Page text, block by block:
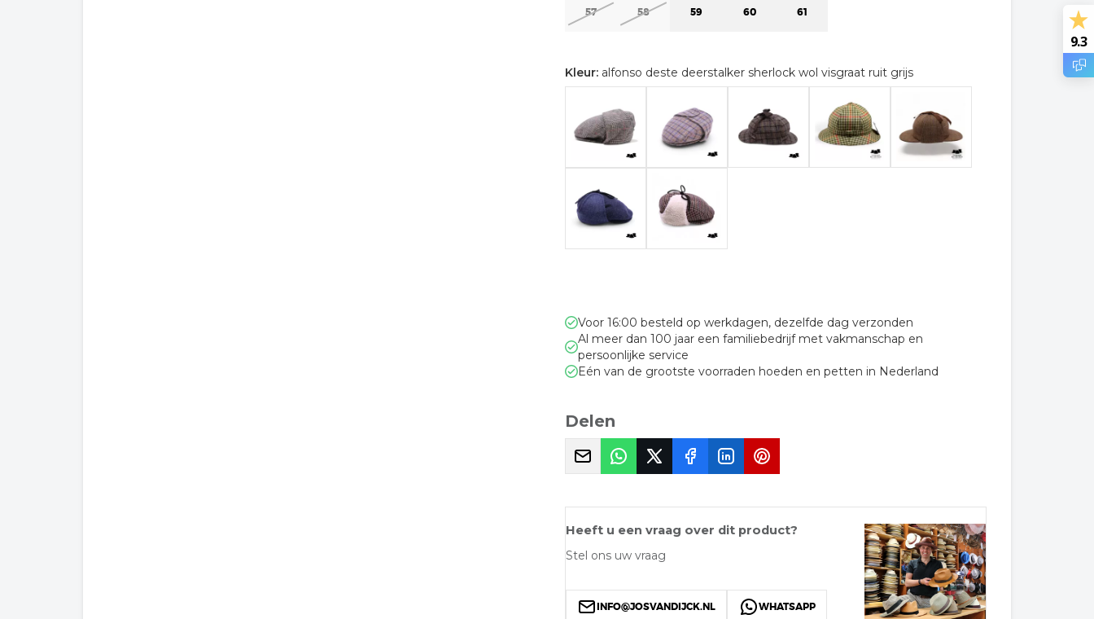
57 58 59 60 61
Kleur: alfonso deste deerstalker sherlock wol visgraat ruit grijs
Voor 16:00 besteld op werkdagen, dezelfde dag verzonden
Al meer dan 100 jaar een familiebedrijf met vakmanschap en
persoonlijke service
Eén van de grootste voorraden hoeden en petten in Nederland
Delen
Heeft u een vraag over dit product?
Stel ons uw vraag
INFO@JOSVANDIJCK.NL WHATSAPP
9.3